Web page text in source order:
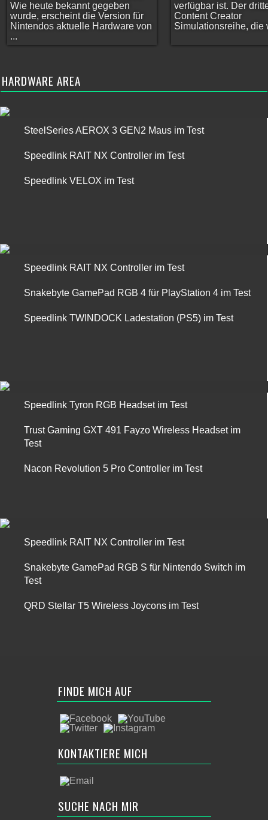
Wie heute bekannt gegeben
wurde, erscheint die Version für
Nintendos aktuelle Hardware von
...
verfügbar ist. Der
Content Creator
Simulationsreihe, die
HARDWARE AREA
SteelSeries AEROX 3 GEN2 Maus im Test
Speedlink RAIT NX Controller im Test
Speedlink VELOX im Test
Speedlink RAIT NX Controller im Test
Snakebyte GamePad RGB 4 für PlayStation 4 im Test
Speedlink TWINDOCK Ladestation (PS5) im Test
Speedlink Tyron RGB Headset im Test
Trust Gaming GXT 491 Fayzo Wireless Headset im
Test
Nacon Revolution 5 Pro Controller im Test
Speedlink RAIT NX Controller im Test
Snakebyte GamePad RGB S für Nintendo Switch im
Test
QRD Stellar T5 Wireless Joycons im Test
FINDE MICH AUF
KONTAKTIERE MICH
SUCHE NACH MIR